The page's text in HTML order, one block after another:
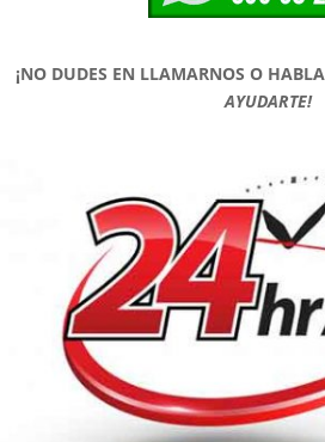
¡NO DUDES EN LLAMARNOS O
AYUDARTE!